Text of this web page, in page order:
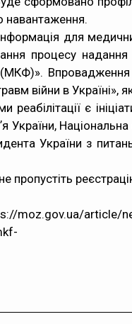
навантаження.
для
процесу надання
війни в
реабілітації є
України,
України з
пропустіть
article/